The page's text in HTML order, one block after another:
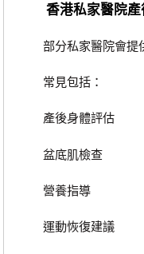
香港私家醫院
部分私家醫院會提
常見包括：
產後身體評估
盆底肌檢查
營養指導
運動恢復建議